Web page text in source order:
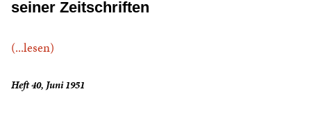
seiner Zeitschriften
(...lesen)
Heft 40, Juni 1951